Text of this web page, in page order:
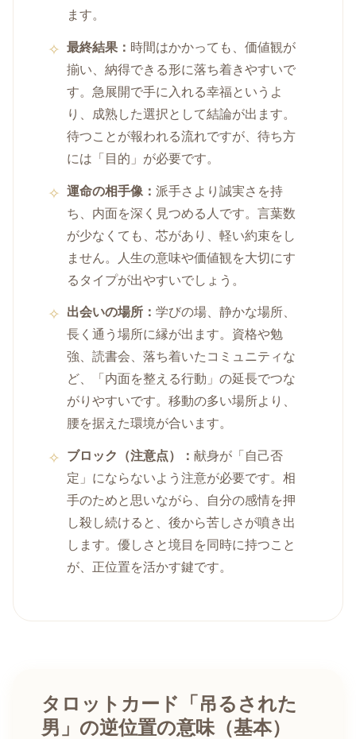
ます。
最終結果： 時間はかかっても、価値観が
揃い、納得できる形に落ち着きやすいで
す。急展開で手に入れる幸福というよ
り、成熟した選択として結論が出ます。
待つことが報われる流れですが、待ち方
には「目的」が必要です。
運命の相手像：派手さより誠実さを持
ち、内面を深く見つめる人です。言葉数
が少なくても、芯があり、軽い約束をし
ません。人生の意味や価値観を大切にす
るタイプが出やすいでしょう。
出会いの場所：学びの場、静かな場所、
長く通う場所に縁が出ます。資格や勉
強、読書会、落ち着いたコミュニティな
ど、「内面を整える行動」の延長でつな
がりやすいです。移動の多い場所より、
腰を据えた環境が合います。
ブロック（注意点）：献身が「自己否
定」にならないよう注意が必要です。相
手のためと思いながら、自分の感情を押
し殺し続けると、後から苦しさが噴き出
します。優しさと境目を同時に持つこと
が、正位置を活かす鍵です。
タロットカード「吊るされた
男」の逆位置の意味（基本）